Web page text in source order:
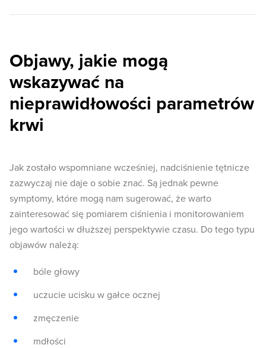
Objawy, jakie mogą
wskazywać na
nieprawidłowości parametrów
krwi
Jak zostało wspomniane wcześniej, nadciśnienie tętnicze
zazwyczaj nie daje o sobie znać. Są jednak pewne
symptomy, które mogą nam sugerować, że warto
zainteresować się pomiarem ciśnienia i monitorowaniem
jego wartości w dłuższej perspektywie czasu. Do tego typu
objawów należą:
bóle głowy
uczucie ucisku w gałce ocznej
zmęczenie
mdłości